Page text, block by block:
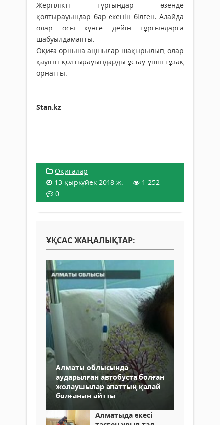
Жергілікті тұрғындар өзенде
қолтырауындар бар екенін білген. Алайда
олар осы күнге дейін тұрғындарға
шабуылдамапты.
Оқиға орнына аңшылар шақырылып, олар
қауіпті қолтырауындарды ұстау үшін тұзақ
орнатты.
Stan.kz
Оқиғалар
13 қыркүйек 2018 ж.
1 252
0
ҰҚСАС ЖАҢАЛЫҚТАР:
Алматы облысында
аударылған автобуста болған
жолаушылар апаттың қалай
болғанын айтты
Алматыда әкесі